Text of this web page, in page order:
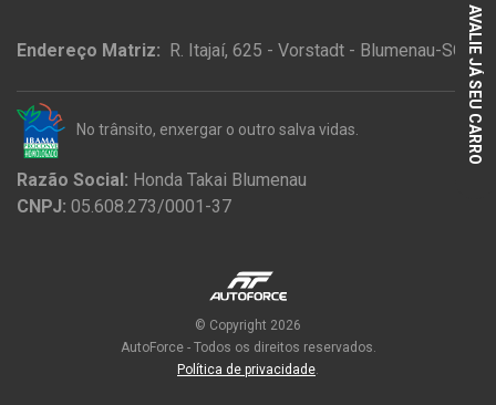
Endereço Matriz: R. Itajaí, 625 - Vorstadt - Blumenau-SC
No trânsito, enxergar o outro salva vidas.
Razão Social: Honda Takai Blumenau
CNPJ: 05.608.273/0001-37
© Copyright 2026
AutoForce - Todos os direitos reservados.
Política de privacidade.
AVALIE JÁ SEU CARRO